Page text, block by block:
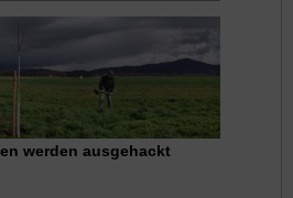
werden ausgehackt